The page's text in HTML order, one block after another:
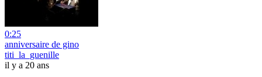
0:25
anniversaire de gino
titi_la_guenille
il y a 20 ans